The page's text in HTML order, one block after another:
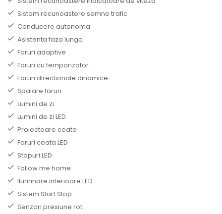
Sistem recunoastere semne trafic
Conducere autonoma
Asistenta faza lunga
Faruri adaptive
Faruri cu temporizator
Faruri directionale dinamice
Spalare faruri
Lumini de zi
Lumini de zi LED
Proiectoare ceata
Faruri ceata LED
Stopuri LED
Follow me home
Iluminare interioare LED
Sistem Start Stop
Senzori presiune roti